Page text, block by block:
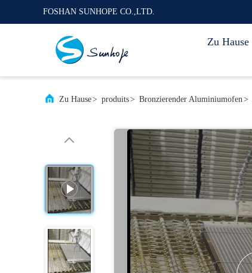
FOSHAN SUNHOPE CO.,LTD.
Zu Hause
Zu Hause> produits> Bronzierender Aluminiumofen>